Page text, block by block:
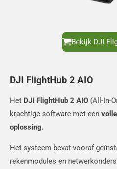
Bekijk DJI
DJI FlightHub 2 AIO
Het DJI FlightHub 2 AIO (All-In-
krachtige software met een
oplossing.
Het systeem bevat vooraf
rekenmodules en